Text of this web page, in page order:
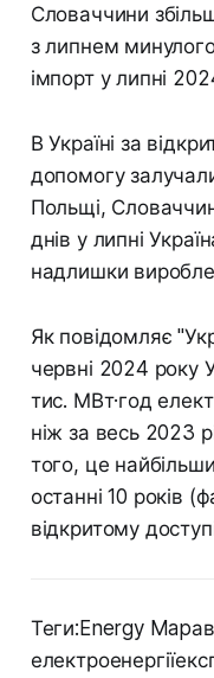
Словаччини
з липнем
імпорт у липні
В Україні за
допомогу
Польщі,
днів у липні
надлишки
Як повідомляє
червні 2024 року
тис. МВт·год
ніж за весь 2023
того, це
останні 10 років
відкритому
Теги:Energy